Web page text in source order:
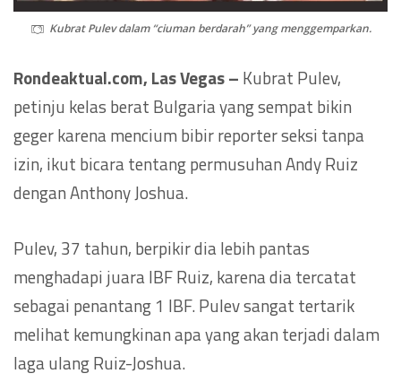
Kubrat Pulev dalam “ciuman berdarah” yang menggemparkan.
Rondeaktual.com, Las Vegas – Kubrat Pulev,
petinju kelas berat Bulgaria yang sempat bikin
geger karena mencium bibir reporter seksi tanpa
izin, ikut bicara tentang permusuhan Andy Ruiz
dengan Anthony Joshua.
Pulev, 37 tahun, berpikir dia lebih pantas
menghadapi juara IBF Ruiz, karena dia tercatat
sebagai penantang 1 IBF. Pulev sangat tertarik
melihat kemungkinan apa yang akan terjadi dalam
laga ulang Ruiz-Joshua.